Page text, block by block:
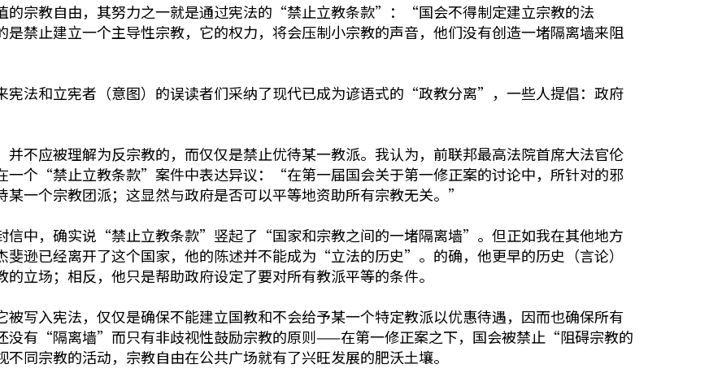
的宗教自由，其努力之一就是通过宪法的“禁止立教条款”：“国会不得制定建立宗教的法
禁止建立一个主导性宗教，它的权力，将会压制小宗教的声音，他们没有创造一堵隔离墙来阻
法和立宪者（意图）的误读者们采纳了现代已成为谚语式的“政教分离”，一些人提倡：政府
不应被理解为反宗教的，而仅仅是禁止优待某一教派。我认为，前联邦最高法院首席大法官伦
一个“禁止立教条款”案件中表达异议：“在第一届国会关于第一修正案的讨论中，所针对的邪
一个宗教团派；这显然与政府是否可以平等地资助所有宗教无关。”
信中，确实说“禁止立教条款”竖起了“国家和宗教之间的一堵隔离墙”。但正如我在其他地方
逊已经离开了这个国家，他的陈述并不能成为“立法的历史”。的确，他更早的历史（言论）
立场；相反，他只是帮助政府设定了要对所有教派平等的条件。
写入宪法，仅仅是确保不能建立国教和不会给予某一个特定教派以优惠待遇，因而也确保所有
没有“隔离墙”而只有非歧视性鼓励宗教的原则——在第一修正案之下，国会被禁止“阻碍宗教的
同宗教的活动，宗教自由在公共广场就有了兴旺发展的肥沃土壤。